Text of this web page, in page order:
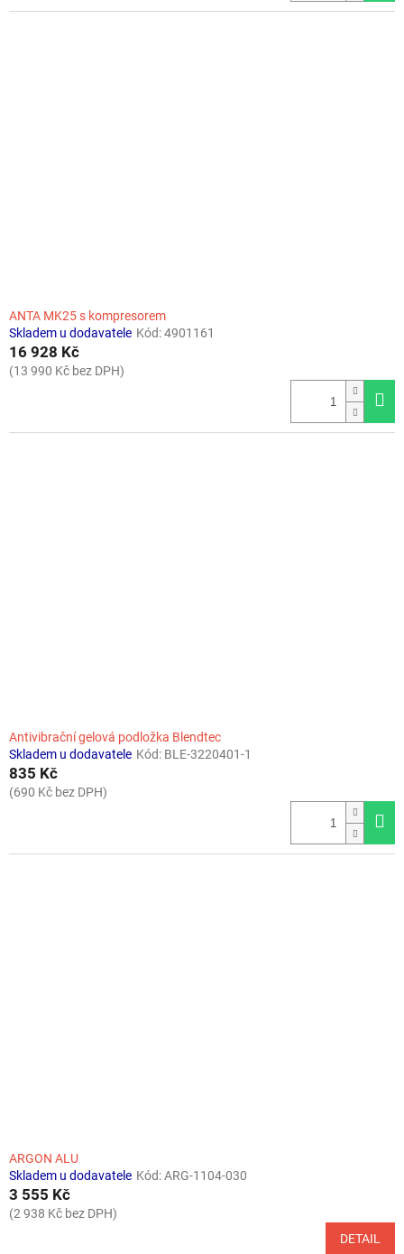
ANTA MK25 s kompresorem
Skladem u dodavatele Kód:4901161
16 928 Kč
(13 990 Kč bez DPH)
Antivibrační gelová podložka Blendtec
Skladem u dodavatele Kód: BLE-3220401-1
835 Kč
(690 Kč bez DPH)
ARGON ALU
Skladem u dodavatele Kód:ARG-1104-030
3 555 Kč
(2 938 Kč bez DPH)
DETAIL